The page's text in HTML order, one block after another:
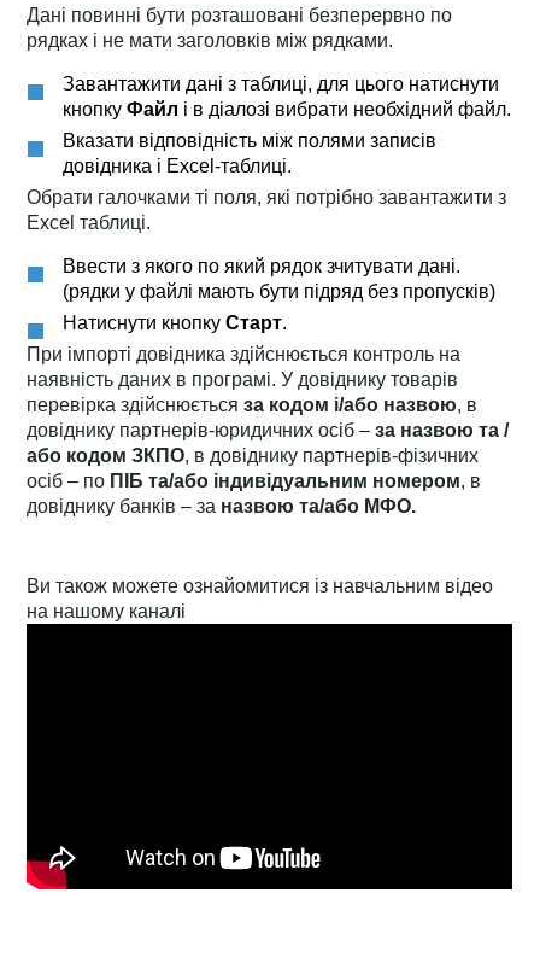
Дані повинні бути розташовані безперервно по
рядках і не мати заголовків між рядками.
Завантажити дані з таблиці, для цього натиснути
кнопкуФайл і в діалозі вибрати необхідний файл.
Вказати відповідність між полями записів
довідника і Excel-таблиці.
Обрати галочками ті поля, які потрібно завантажити з
Excel таблиці.
Ввести з якого по який рядок зчитувати дані.
(рядки у файлі мають бути підряд без пропусків)
Натиснути кнопкуСтарт.
При імпорті довідника здійснюється контроль на
наявність даних в програмі. У довіднику товарів
перевірка здійснюєтьсяза кодом і/або назвою, в
довіднику партнерів-юридичних осіб –за назвою та /
або кодом ЗКПО, в довіднику партнерів-фізичних
осіб – по ПІБ та/або індивідуальним номером, в
довіднику банків – за назвою та/або МФО.
Ви також можете ознайомитися із навчальним відео
на нашому каналі